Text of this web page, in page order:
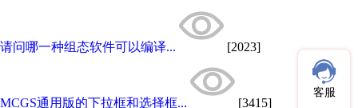
请问哪一种组态软件可以编译... [2023]
MCGS通用版的下拉框和选择框... [3415]
客服